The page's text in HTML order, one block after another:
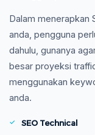
Dalam menerapkan
anda, pengguna
dahulu, gunanya
besar proyeksi
menggunakan
anda.
SEO Technical